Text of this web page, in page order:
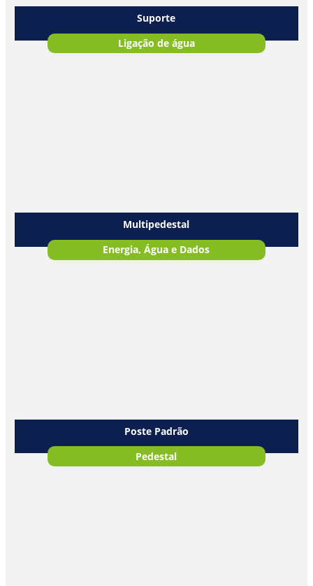
Suporte
Ligação de água
Multipedestal
Energia, Água e Dados
Poste Padrão
Pedestal